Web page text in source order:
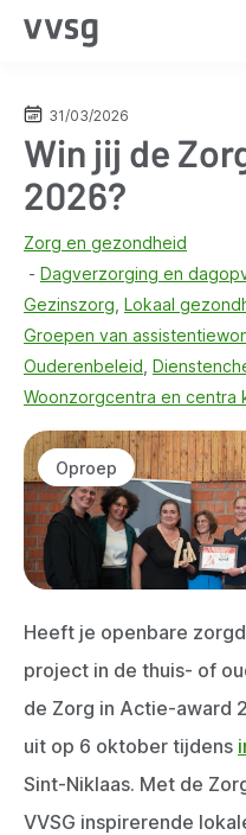
Overslaan
inhoud
gaan
31/03/2026
Win jij de
2026?
Zorg en gezondheid
Dagverzorging en
Gezinszorg Lokaal
Groepen van
Ouderenbeleid
Woonzorgcentra en centra
Oproep
Heeft je openbare
project in de thuis- of
de Zorg in Actie-award
uit op 6 oktober tijdens
Sint-Niklaas. Met de
VVSG inspirerende